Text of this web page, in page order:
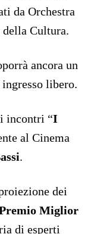
da Orchestra
Cultura.
ancora un
libero.
incontri “I
al Cinema
.
dei
Miglior
di esperti